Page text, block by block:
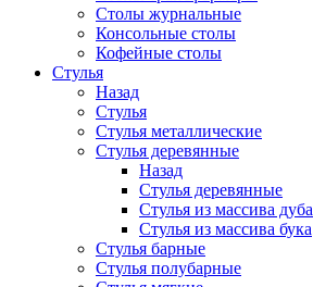
Столы журнальные
Консольные столы
Кофейные столы
Стулья
Назад
Стулья
Стулья металлические
Стулья деревянные
Назад
Стулья деревянные
Стулья из массива дуба
Стулья из массива бука
Стулья барные
Стулья полубарные